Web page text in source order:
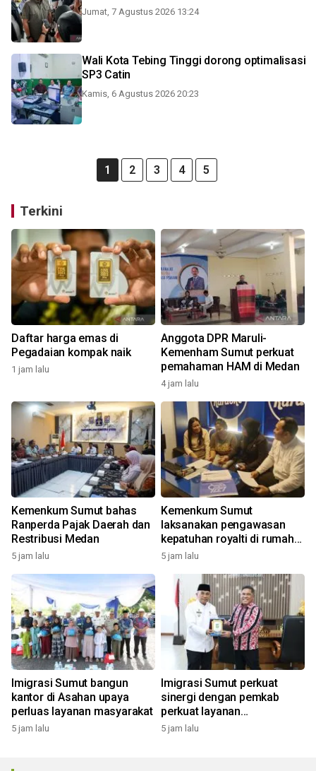
Jumat, 7 Agustus 2026 13:24
Wali Kota Tebing Tinggi dorong optimalisasi
SP3 Catin
Kamis, 6 Agustus 2026 20:23
1 2 3 4 5
Terkini
Daftar harga emas di
Pegadaian kompak naik
1 jam lalu
Anggota DPR Maruli-
Kemenham Sumut perkuat
pemahaman HAM di Medan
4 jam lalu
Kemenkum Sumut bahas
Ranperda Pajak Daerah dan
Restribusi Medan
5 jam lalu
Kemenkum Sumut
laksanakan pengawasan
kepatuhan royalti di rumah
bernyanyi
5 jam lalu
Imigrasi Sumut bangun
kantor di Asahan upaya
perluas layanan masyarakat
5 jam lalu
Imigrasi Sumut perkuat
sinergi dengan pemkab
perkuat layanan
keimigrasian
5 jam lalu